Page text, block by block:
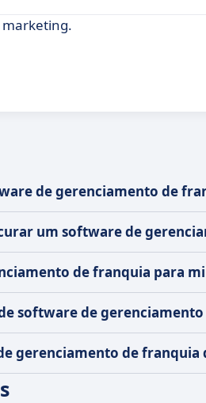
marketing.
de gerenciamento de
um software de
de franquia para
software de
gerenciamento de